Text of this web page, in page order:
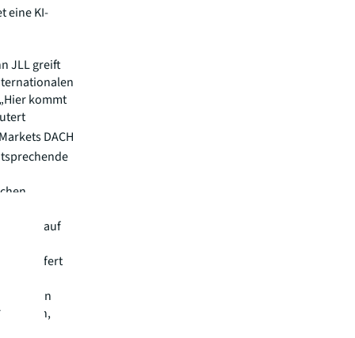
eine KI-
JLL greift
kommt
DACH
verteilt auf
liefert
Kunden,